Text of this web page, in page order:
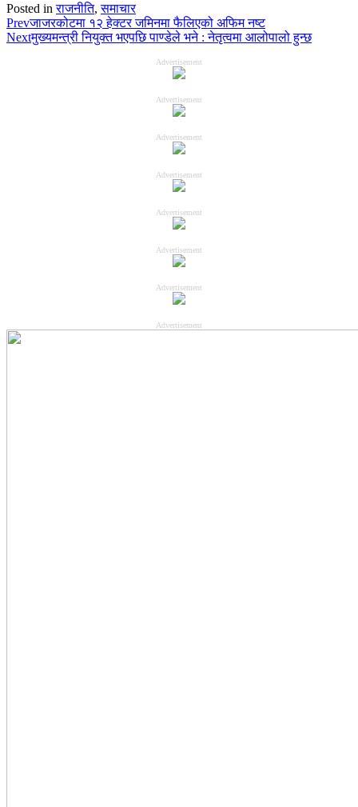
Posted inराजनीति,समाचार
Prevजाजरकोटमा १२ हेक्टर जमिनमा फैलिएको अफिम नष्ट
Nextमुख्यमन्त्री नियुक्त भएपछि पाण्डेले भने : नेतृत्वमा आलोपालो हुन्छ
Advertisement
Advertisement
Advertisement
Advertisement
Advertisement
Advertisement
Advertisement
Advertisement